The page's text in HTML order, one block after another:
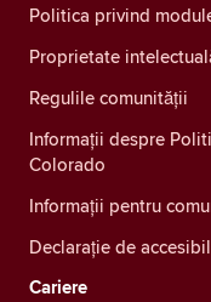
Politica privind
Proprietate
Regulile comunității
Informații despre
Colorado
Informații pentru
Declarație de
Cariere